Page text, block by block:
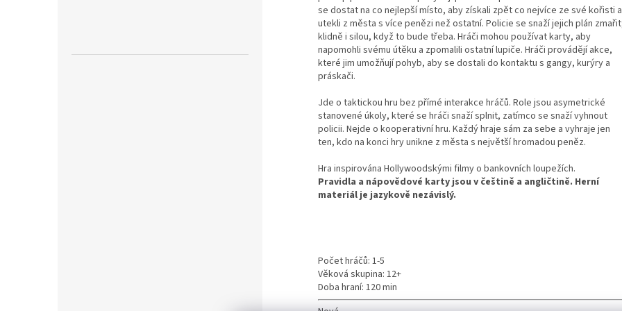
se dostat na co nejlepší místo, aby získali zpět co nejvíce ze své kořisti a
utekli z města s více penězi než ostatní. Policie se snaží jejich plán
klidně i silou, když to bude třeba. Hráči mohou používat karty, aby
napomohli svému útěku a zpomalili ostatní lupiče. Hráči provádějí akce,
které jim umožňují pohyb, aby se dostali do kontaktu s gangy, kurýry a
práskači.
Jde o taktickou hru bez přímé interakce hráčů. Role jsou asymetrické
stanovené úkoly, které se hráči snaží splnit, zatímco se snaží vyhnout
policii. Nejde o kooperativní hru. Každý hraje sám za sebe a vyhraje jen
ten, kdo na konci hry unikne z města s největší hromadou peněz.
Hra inspirována Hollywoodskými filmy o bankovních loupežích.
Pravidla a nápovědové karty jsou v češtině a angličtině. Herní
materiál je jazykově nezávislý.
Počet hráčů: 1-5
Věková skupina: 12+
Doba hraní: 120 min